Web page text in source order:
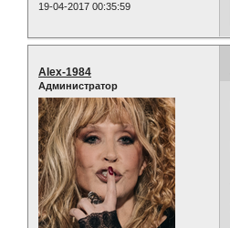
19-04-2017 00:35:59
Alex-1984
Администратор